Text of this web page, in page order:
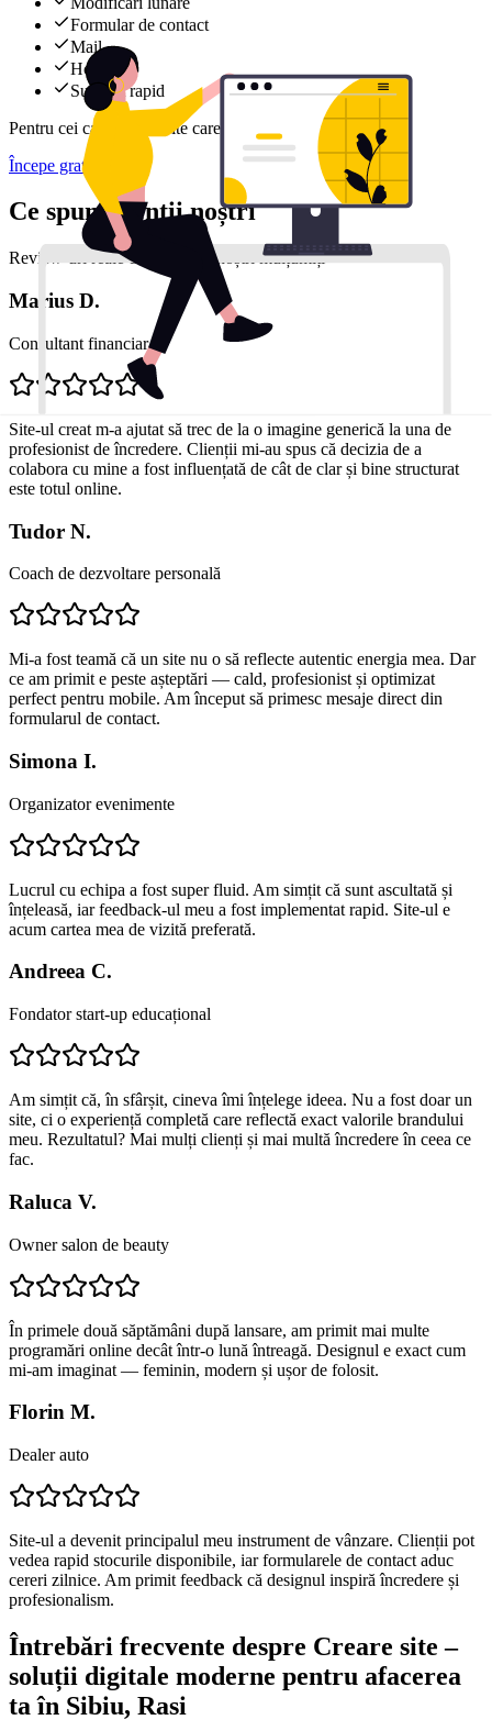
Formular de contact
Mail
Hosting
Support rapid
Pentru cei care vor un site care evoluează constant.
Începe gratuit
Ce spun clienții noștri
Review-uri reale de la clienții noștri mulțumiți
Marius D.
Consultant financiar
Site-ul creat m-a ajutat să trec de la o imagine generică la una de
profesionist de încredere. Clienții mi-au spus că decizia de a
colabora cu mine a fost influențată de cât de clar și bine structurat
este totul online.
Tudor N.
Coach de dezvoltare personală
Mi-a fost teamă că un site nu o să reflecte autentic energia mea. Dar
ce am primit e peste așteptări — cald, profesionist și optimizat
perfect pentru mobile. Am început să primesc mesaje direct din
formularul de contact.
Simona I.
Organizator evenimente
Lucrul cu echipa a fost super fluid. Am simțit că sunt ascultată și
înțeleasă, iar feedback-ul meu a fost implementat rapid. Site-ul e
acum cartea mea de vizită preferată.
Andreea C.
Fondator start-up educațional
Am simțit că, în sfârșit, cineva îmi înțelege ideea. Nu a fost doar un
site, ci o experiență completă care reflectă exact valorile brandului
meu. Rezultatul? Mai mulți clienți și mai multă încredere în ceea ce
fac.
Raluca V.
Owner salon de beauty
În primele două săptămâni după lansare, am primit mai multe
programări online decât într-o lună întreagă. Designul e exact cum
mi-am imaginat — feminin, modern și ușor de folosit.
Florin M.
Dealer auto
Site-ul a devenit principalul meu instrument de vânzare. Clienții pot
vedea rapid stocurile disponibile, iar formularele de contact aduc
cereri zilnice. Am primit feedback că designul inspiră încredere și
profesionalism.
Întrebări frecvente despre Creare site –
soluții digitale moderne pentru afacerea
ta în Sibiu, Rasi